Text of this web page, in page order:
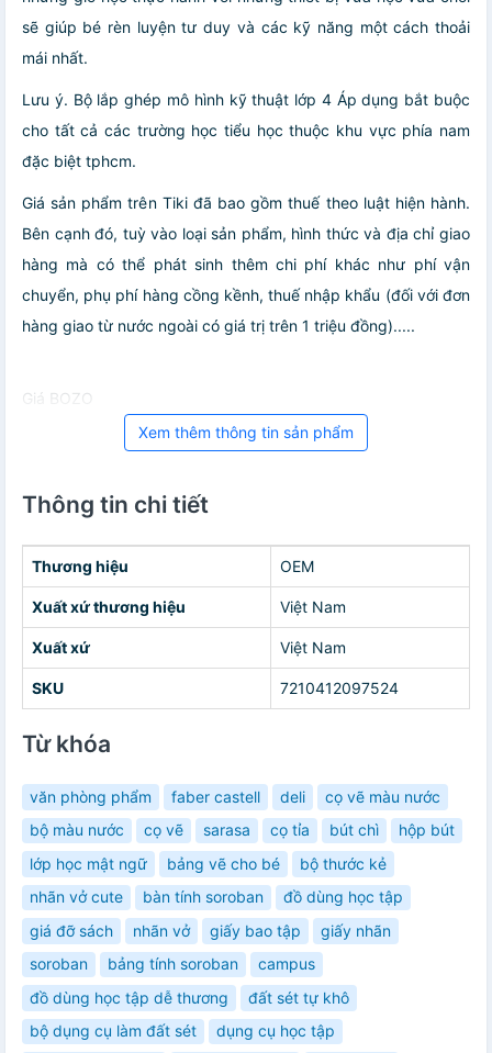
sẽ giúp bé rèn luyện tư duy và các kỹ năng một cách thoải
mái nhất.
Lưu ý. Bộ lắp ghép mô hình kỹ thuật lớp 4 Áp dụng bắt buộc
cho tất cả các trường học tiểu học thuộc khu vực phía nam
đặc biệt tphcm.
Giá sản phẩm trên Tiki đã bao gồm thuế theo luật hiện hành.
Bên cạnh đó, tuỳ vào loại sản phẩm, hình thức và địa chỉ giao
hàng mà có thể phát sinh thêm chi phí khác như phí vận
chuyển, phụ phí hàng cồng kềnh, thuế nhập khẩu (đối với đơn
hàng giao từ nước ngoài có giá trị trên 1 triệu đồng).....
Giá BOZO
Xem thêm thông tin sản phẩm
Thông tin chi tiết
Thương hiệu OEM
Xuất xứ thương hiệu Việt Nam
Xuất xứ Việt Nam
SKU 7210412097524
Từ khóa
văn phòng phẩm faber castell deli
cọ vẽ màu nước
bộ màu nước
cọ vẽ sarasa cọ tỉa bút chì
hộp bút
lớp học mật ngữ
bảng vẽ cho bé
bộ thước kẻ
nhãn vở cute
bàn tính soroban
đồ dùng học tập
giá đỡ sách
nhãn vở giấy bao tập
giấy nhãn
soroban
bảng tính soroban
campus
đồ dùng học tập dễ thương
đất sét tự khô
bộ dụng cụ làm đất sét
dụng cụ học tập